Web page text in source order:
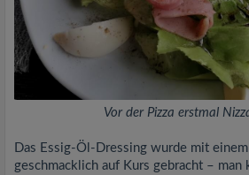
Vor der Pizza erstmal
Das Essig-Öl-Dressing wurde mit
geschmacklich auf Kurs gebracht – man